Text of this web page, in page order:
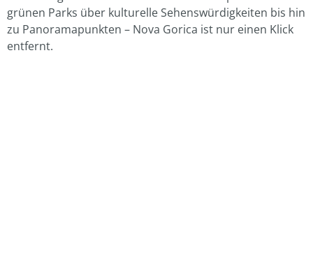
grünen Parks über kulturelle Sehenswürdigkeiten bis hin
zu Panoramapunkten – Nova Gorica ist nur einen Klick
entfernt.